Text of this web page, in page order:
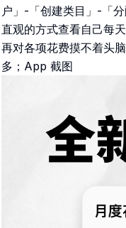
户」-「创建类目」-「
直观的方式查看自己每
再对各项花费摸不着头
多；App 截图